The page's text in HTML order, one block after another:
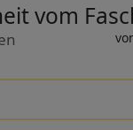
vom